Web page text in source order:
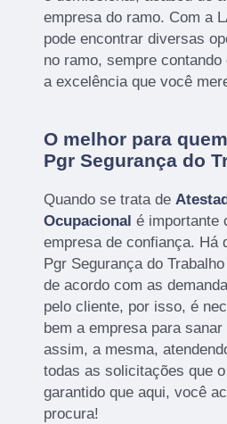
empresa do ramo. Com a
pode encontrar diversas
no ramo, sempre
a excelência que você
O melhor para
Pgr Segurança do
Quando se trata de
Ocupacional é importante
empresa de confiança. Há
Pgr Segurança do
de acordo com as
pelo cliente, por isso, é
bem a empresa para
assim, a mesma,
todas as solicitações que
garantido que aqui, você
procura!